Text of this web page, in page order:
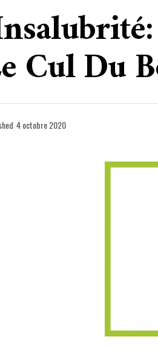
Cul Du
4 octobre 2020